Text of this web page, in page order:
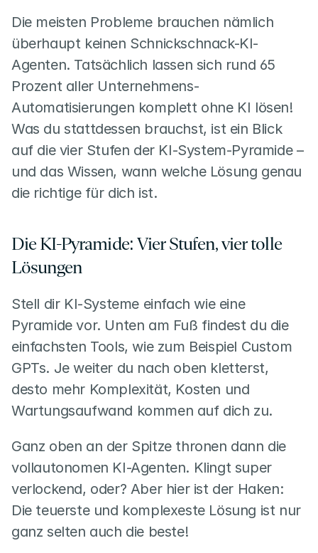
Die meisten Probleme brauchen nämlich
überhaupt keinen Schnickschnack-KI-
Agenten. Tatsächlich lassen sich rund 65
Prozent aller Unternehmens-
Automatisierungen komplett ohne KI lösen!
Was du stattdessen brauchst, ist ein Blick
auf die vier Stufen der KI-System-Pyramide –
und das Wissen, wann welche Lösung genau
die richtige für dich ist.
Die KI-Pyramide: Vier Stufen, vier tolle
Lösungen
Stell dir KI-Systeme einfach wie eine
Pyramide vor. Unten am Fuß findest du die
einfachsten Tools, wie zum Beispiel Custom
GPTs. Je weiter du nach oben kletterst,
desto mehr Komplexität, Kosten und
Wartungsaufwand kommen auf dich zu.
Ganz oben an der Spitze thronen dann die
vollautonomen KI-Agenten. Klingt super
verlockend, oder? Aber hier ist der Haken:
Die teuerste und komplexeste Lösung ist nur
ganz selten auch die beste!